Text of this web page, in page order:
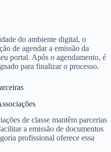
do ambiente digital, o
de agendar a emissão da
portal. Após o agendamento, é
para finalizar o processo.
de classe mantêm parcerias
a emissão de documentos
profissional oferece essa